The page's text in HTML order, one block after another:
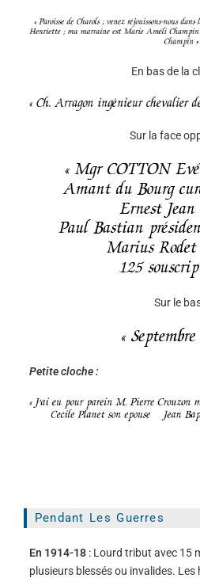
En bas de la
Sur la face
Sur le
Petite cloche :
Pendant Les Guerres
En 1914-18 : Lourd tribut avec 15
plusieurs blessés ou invalides.